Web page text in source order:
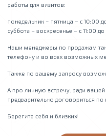
работы для визитов:
понедельник – пятница – с 10:00
суббота – воскресенье – с 11:00 до
Наши менеджеры по продажам
телефону и во всех возможных
Также по вашему запросу
А про личную встречу, ради
предварительно договориться
Берегите себя и близких!